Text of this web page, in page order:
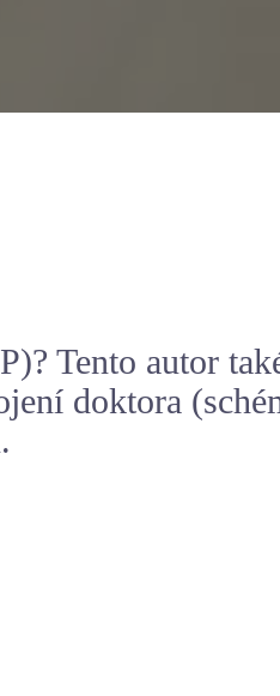
Tento autor
doktora